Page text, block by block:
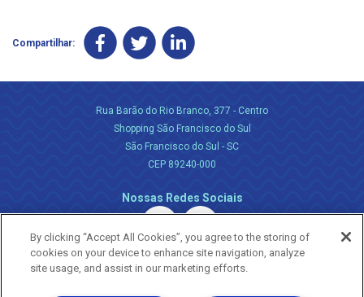
Compartilhar:
Rua Barão do Rio Branco, 377 - Centro
Shopping São Francisco do Sul
São Francisco do Sul - SC
CEP 89240-000
Nossas Redes Sociais
By clicking “Accept All Cookies”, you agree to the storing of
cookies on your device to enhance site navigation, analyze
site usage, and assist in our marketing efforts.